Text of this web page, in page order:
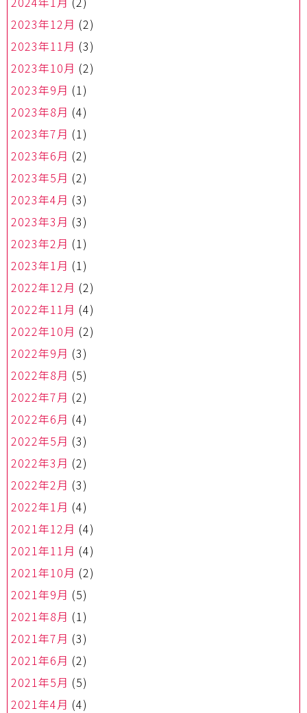
2023年12月 (2)
2023年11月 (3)
2023年10月 (2)
2023年9月 (1)
2023年8月 (4)
2023年7月 (1)
2023年6月 (2)
2023年5月 (2)
2023年4月 (3)
2023年3月 (3)
2023年2月 (1)
2023年1月 (1)
2022年12月 (2)
2022年11月 (4)
2022年10月 (2)
2022年9月 (3)
2022年8月 (5)
2022年7月 (2)
2022年6月 (4)
2022年5月 (3)
2022年3月 (2)
2022年2月 (3)
2022年1月 (4)
2021年12月 (4)
2021年11月 (4)
2021年10月 (2)
2021年9月 (5)
2021年8月 (1)
2021年7月 (3)
2021年6月 (2)
2021年5月 (5)
2021年4月 (4)